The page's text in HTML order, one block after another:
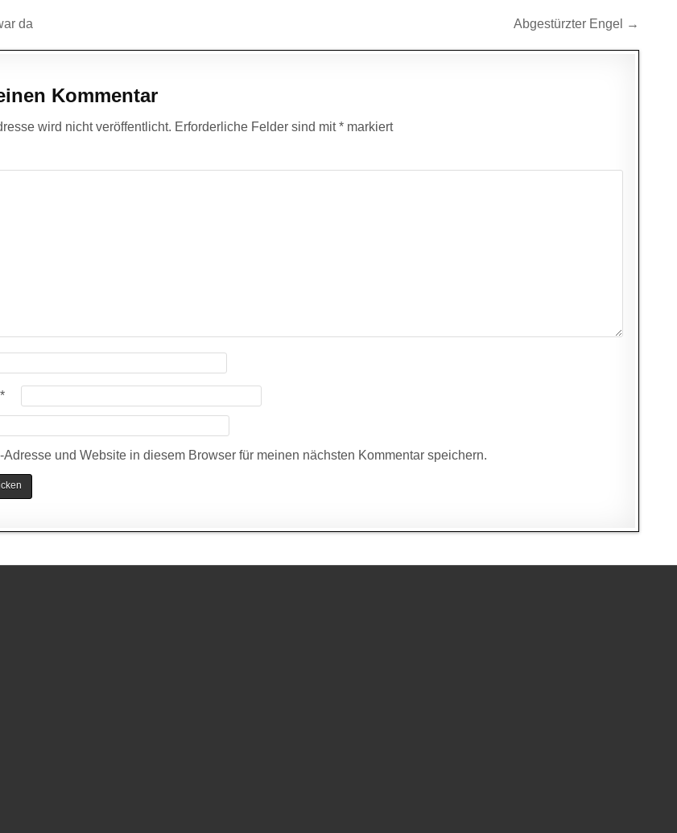
da Abgestürzter Engel →
Kommentar
wird nicht veröffentlicht. Erforderliche Felder sind mit* markiert
*
Adresse und Website in diesem Browser für meinen nächsten Kommentar speichern.